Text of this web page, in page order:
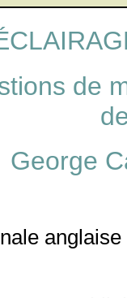
de
George